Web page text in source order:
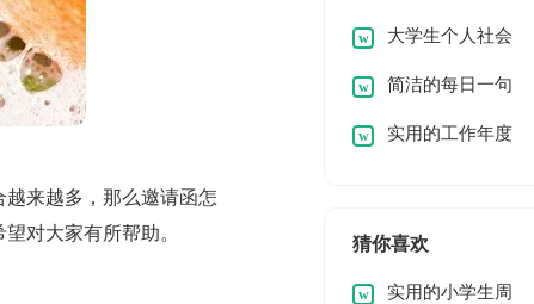
来越多，那么邀请函怎
对大家有所帮助。
53句
问候语语录集锦50
条
大学生个人社会
实践报告[热]
简洁的每日一句
早安问候语语录集锦
实用的工作年度
猜你喜欢
实用的小学生周